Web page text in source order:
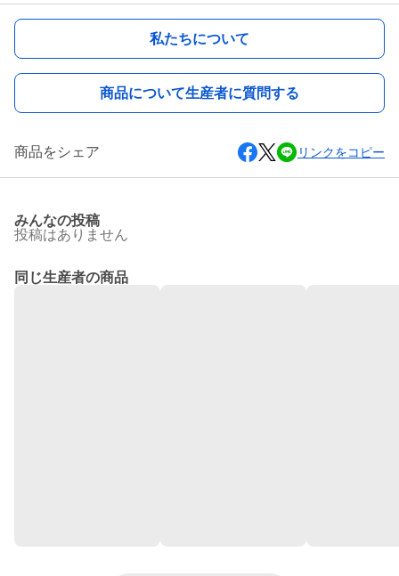
私たちについて
商品について生産者に質問する
商品をシェア リンクをコピー
みんなの投稿
投稿はありません
同じ生産者の商品